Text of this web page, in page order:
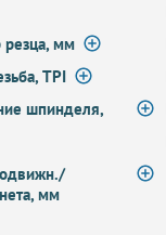
резца, мм
TPI
шпинделя,
мм